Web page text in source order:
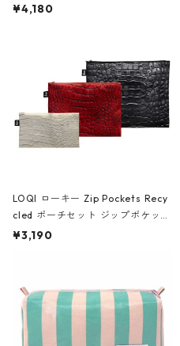
ミエ-B ショルダーバッグ グロスピ
¥4,180
LOQI ローキー Zip Pockets Recy
cled ポーチセット ジップポケット
ファスナーポーチ 撥水加工 トラベ
ーガンディー、オフホワイト
¥3,190